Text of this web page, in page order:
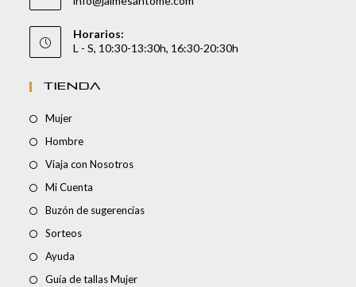
Horarios:
L - S, 10:30-13:30h, 16:30-20:30h
TIENDA
Mujer
Hombre
Viaja con Nosotros
Mi Cuenta
Buzón de sugerencias
Sorteos
Ayuda
Guía de tallas Mujer